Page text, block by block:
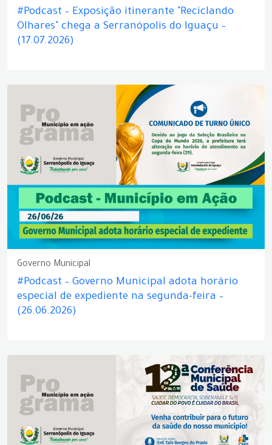
#Podcast – Exposição itinerante "Reciclando
Olhares" chega a Serranópolis do Iguaçu –
(17.07.2026)
Governo Municipal
#Podcast – Governo Municipal adota horário
especial de expediente na segunda-feira –
(26.06.2026)